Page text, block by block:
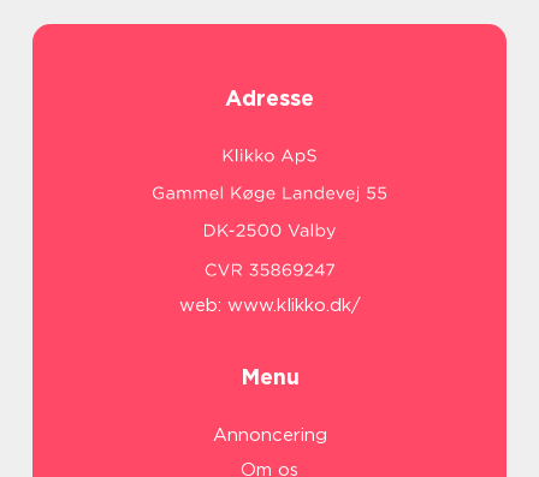
Adresse
web: www.klikko.dk/
Menu
Annoncering
Om os